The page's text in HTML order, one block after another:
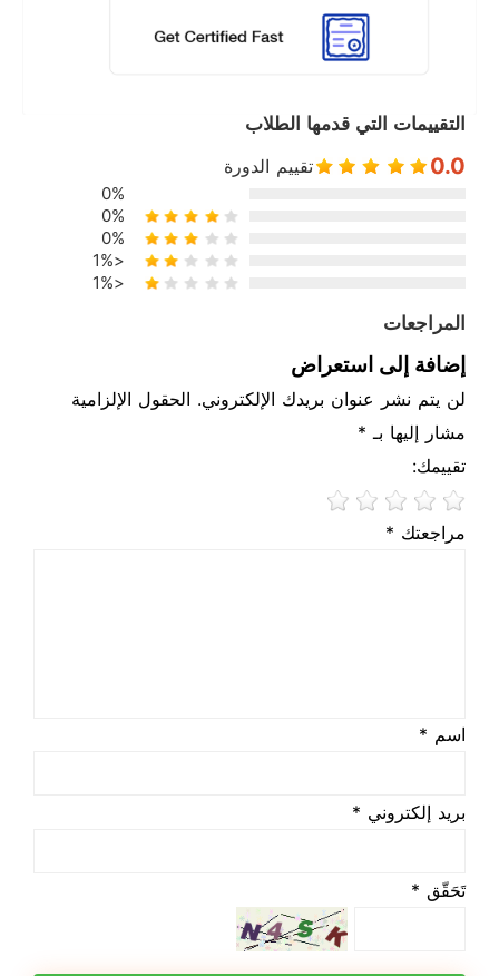
التقييمات التي قدمها الطلاب
0.0 تقييم الدورة
0%
0%
0%
<1%
<1%
المراجعات
إضافة إلى استعراض
لن يتم نشر عنوان بريدك الإلكتروني. الحقول الإلزامية
مشار إليها بـ *
تقييمك:
مراجعتك *
اسم *
بريد إلكتروني *
تَحَقّق *